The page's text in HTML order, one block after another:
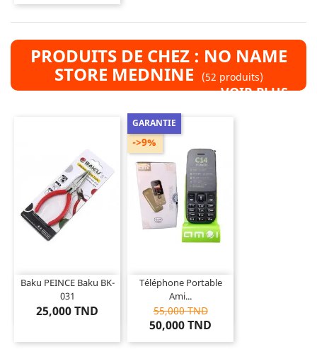
PRODUITS DE CHEZ : NO NAME
STORE MEDNINE (52 produits)
VOIR PLUS »
Baku PEINCE Baku BK-
031
25,000 TND
Téléphone Portable
Ami...
55,000 TND
50,000 TND
GARANTIE
->9%